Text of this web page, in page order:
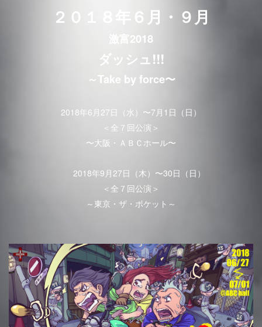
２０１８年６月・９月
激富2018
ダッシュ!!!
～Take by force〜
2018年6月27日（水）〜7月1日（日）
＜全７回公演＞
〜大阪・ＡＢＣホール〜
2018年9月27日（木）〜30日（日）
＜全７回公演＞
～東京・ザ・ポケット～